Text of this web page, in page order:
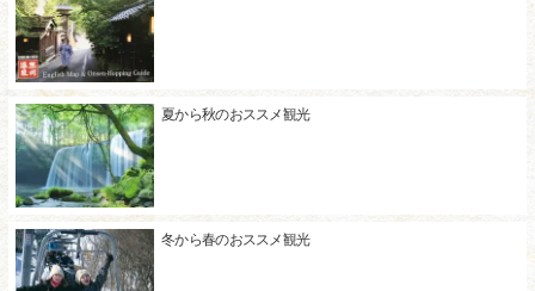
夏から秋のおススメ観光
冬から春のおススメ観光